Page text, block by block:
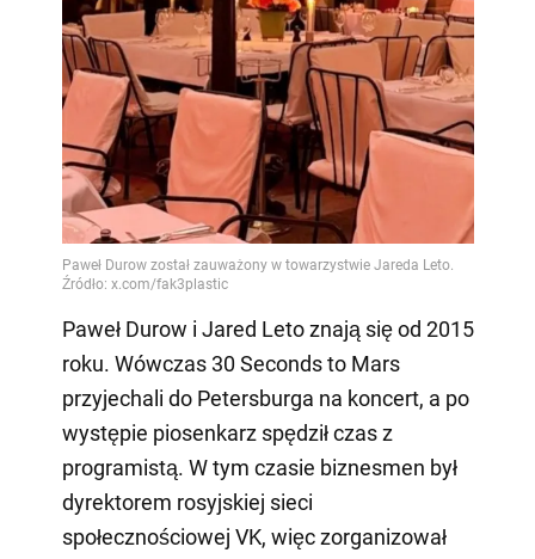
Paweł Durow i Jared Leto znają się od 2015
roku. Wówczas 30 Seconds to Mars
przyjechali do Petersburga na koncert, a po
występie piosenkarz spędził czas z
programistą. W tym czasie biznesmen był
dyrektorem rosyjskiej sieci
społecznościowej VK, więc zorganizował